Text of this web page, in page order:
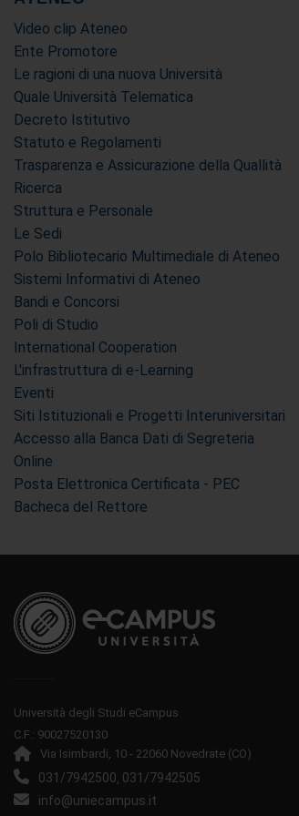
Video clip Ateneo
Ente Promotore
Le ragioni di una nuova Università
Quale Università Telematica
Decreto Istitutivo
Statuto e Regolamenti
Trasparenza e Assicurazione della Quallità
Ricerca
Struttura e Personale
Le Sedi
Polo Bibliotecario Multimediale di Ateneo
Sistemi Informativi di Ateneo
Bandi e Concorsi
Poli di Studio
International Cooperation
L'infrastruttura di e-Learning
Eventi
Siti Istituzionali e Progetti Interuniversitari
Accesso alla Banca Dati di Segreteria
Online
Posta Elettronica Certificata - PEC
Bacheca del Rettore
Università degli Studi eCampus
C.F.: 90027520130
Via Isimbardi, 10 - 22060 Novedrate (CO)
031/7942500, 031/7942505
info@uniecampus.it